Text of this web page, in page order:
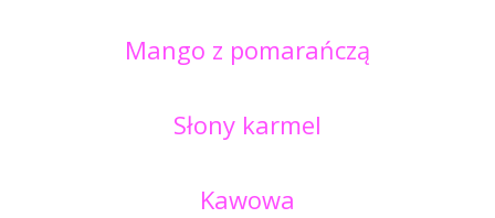
Mango z pomarańczą
Słony karmel
Kawowa